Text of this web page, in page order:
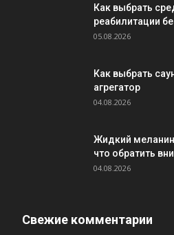
Как выбрать
реабилитации
05.08.2026
Как выбрать
агрегатор
04.08.2026
Жидкий
что обратить
04.08.2026
Свежие комментарии